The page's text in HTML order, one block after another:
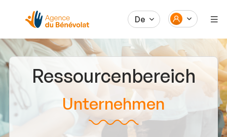
De
Ressourcenbereich
Unternehmen